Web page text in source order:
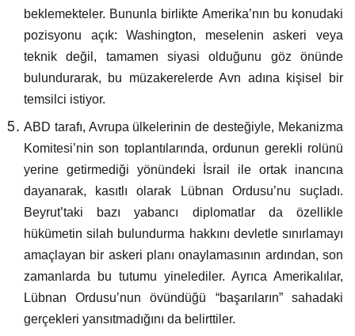
beklemekteler. Bununla birlikte Amerika’nın bu konudaki
pozisyonu açık: Washington, meselenin askeri veya
teknik değil, tamamen siyasi olduğunu göz önünde
bulundurarak, bu müzakerelerde Avn adına kişisel bir
temsilci istiyor.
ABD tarafı, Avrupa ülkelerinin de desteğiyle, Mekanizma
Komitesi’nin son toplantılarında, ordunun gerekli rolünü
yerine getirmediği yönündeki İsrail ile ortak inancına
dayanarak, kasıtlı olarak Lübnan Ordusu’nu suçladı.
Beyrut’taki bazı yabancı diplomatlar da özellikle
hükümetin silah bulundurma hakkını devletle sınırlamayı
amaçlayan bir askeri planı onaylamasının ardından, son
zamanlarda bu tutumu yinelediler. Ayrıca Amerikalılar,
Lübnan Ordusu’nun övündüğü “başarıların” sahadaki
gerçekleri yansıtmadığını da belirttiler.